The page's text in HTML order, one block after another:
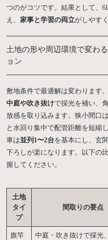
つのがコツです。結果として、
え、家事と学習の両立がしやす
土地の形や周辺環境で変わ
ョン
敷地条件で最適解は変わります
中庭や吹き抜けで採光を補い、
放感を取り込みます。狭小間口
と水回り集中で配管距離を短縮
車は並列1〜2台を基本にし、玄
下ろしが楽になります。以下の
握してください。
土地
タイ
プ
間取りの要点
旗竿
中庭・吹き抜けで採光